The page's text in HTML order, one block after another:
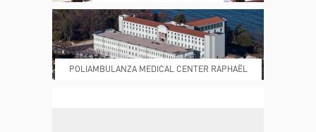
DONA ORA MAGAZINE
POLIAMBULANZA MEDICAL CENTER RAPHAËL